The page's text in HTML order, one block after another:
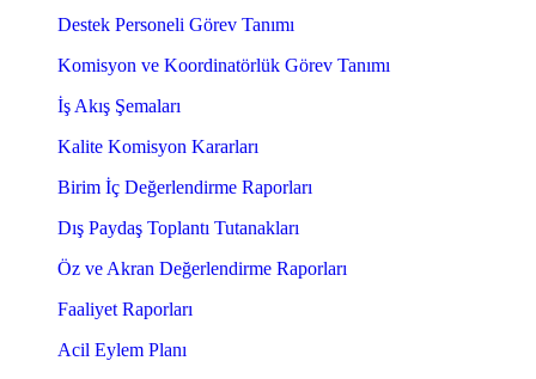
Destek Personeli Görev Tanımı
Komisyon ve Koordinatörlük Görev Tanımı
İş Akış Şemaları
Kalite Komisyon Kararları
Birim İç Değerlendirme Raporları
Dış Paydaş Toplantı Tutanakları
Öz ve Akran Değerlendirme Raporları
Faaliyet Raporları
Acil Eylem Planı